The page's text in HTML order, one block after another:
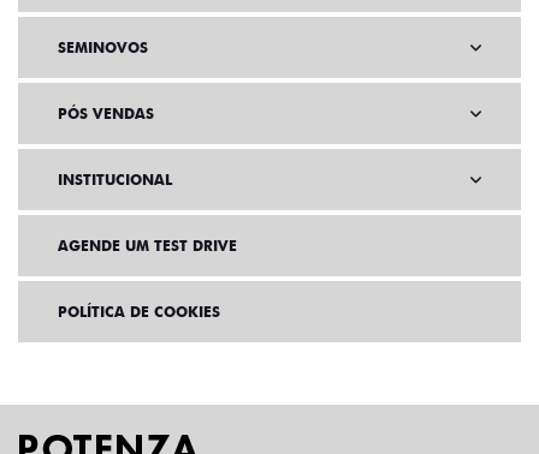
SEMINOVOS
PÓS VENDAS
INSTITUCIONAL
AGENDE UM TEST DRIVE
POLÍTICA DE COOKIES